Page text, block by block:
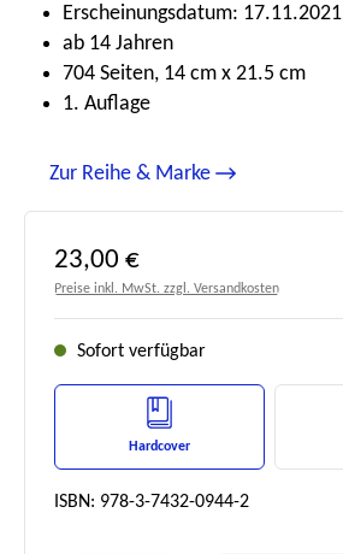
Erscheinungsdatum: 17.11.2021
ab 14 Jahren
704 Seiten, 14 cm x 21.5 cm
1. Auflage
Zur Reihe & Marke
Regulärer Preis:
23,00 €
Preise inkl. MwSt. zzgl. Versandkosten
Sofort verfügbar
Hardcover
ISBN: 978-3-7432-0944-2